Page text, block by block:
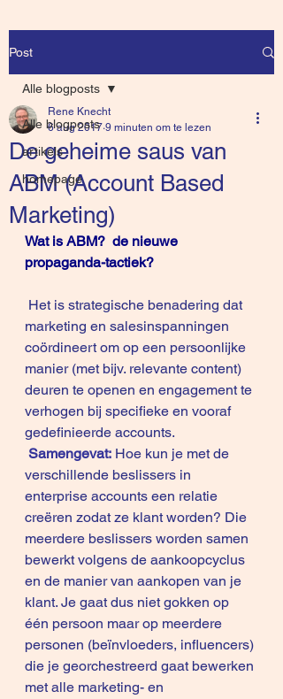
Post
Alle blogposts
artikels
homepage
Alle blogposts
De geheime saus van
ABM (Account Based
Marketing)
Rene Knecht
6 aug 2017 9 minuten om te lezen
Wat is ABM?  de nieuwe
propaganda-tactiek?
marketing en salesinspanningen
coördineert om op een persoonlijke
manier (met bijv. relevante content)
deuren te openen en engagement te
verhogen bij specifieke en vooraf
gedefinieerde accounts.
Samengevat: Hoe kun je met de
verschillende beslissers in
enterprise accounts een relatie
creëren zodat ze klant worden? Die
meerdere beslissers worden samen
bewerkt volgens de aankoopcyclus
en de manier van aankopen van je
klant. Je gaat dus niet gokken op
één persoon maar op meerdere
personen (beïnvloeders, influencers)
die je georchestreerd gaat bewerken
met alle marketing- en